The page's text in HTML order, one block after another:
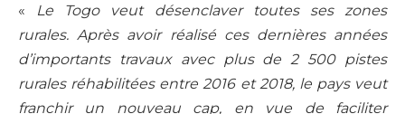
« Le Togo veut désenclaver toutes ses zones
rurales. Après avoir réalisé ces dernières années
d’importants travaux avec plus de 2 500 pistes
rurales réhabilitées entre 2016 et 2018, le pays veut
franchir un nouveau cap, en vue de faciliter